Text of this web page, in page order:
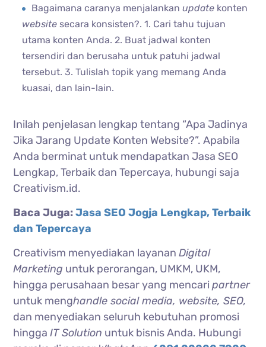
Bagaimana caranya menjalankanupdate konten
websitesecara konsisten?. 1. Cari tahu tujuan
utama konten Anda. 2. Buat jadwal konten
tersendiri dan berusaha untuk patuhi jadwal
tersebut. 3. Tulislah topik yang memang Anda
kuasai, dan lain-lain.
Inilah penjelasan lengkap tentang “Apa Jadinya
Jika Jarang Update Konten Website?”. Apabila
Anda berminat untuk mendapatkan Jasa SEO
Lengkap, Terbaik dan Tepercaya, hubungi saja
Creativism.id.
Baca Juga:Jasa SEO Jogja Lengkap, Terbaik
dan Tepercaya
Creativism menyediakan layananDigital
Marketing untuk perorangan, UMKM, UKM,
hingga perusahaan besar yang mencaripartner
untuk menghandle social media, website, SEO,
dan menyediakan seluruh kebutuhan promosi
hinggaIT Solution untuk bisnis Anda. Hubungi